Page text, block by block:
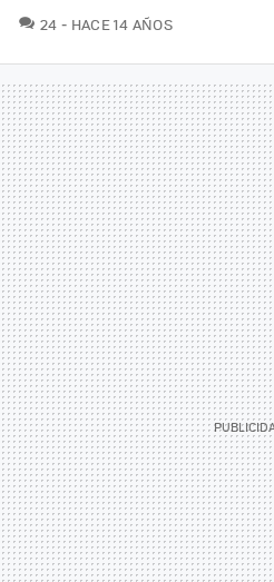
24 COMENTARIOS
HACE 14 AÑOS